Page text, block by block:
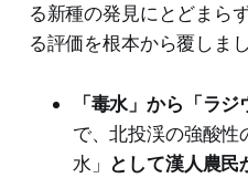
る新種の発見にとどまら
る評価を根本から覆しまし
「毒水」から「ラジ
で、北投渓の強酸
水」 として漢人農民